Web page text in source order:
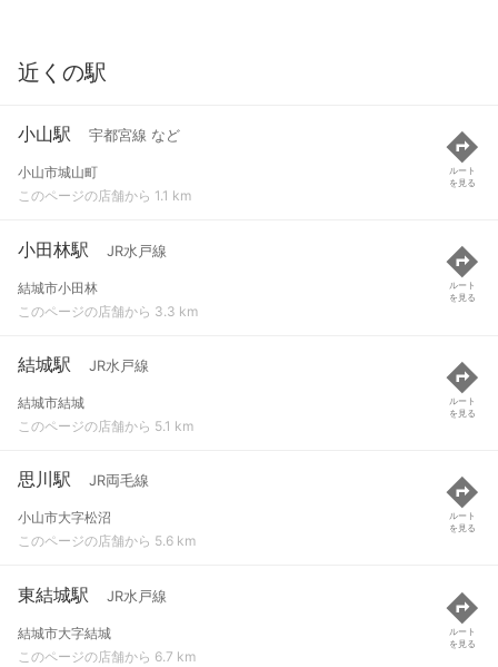
近くの駅
小山駅 宇都宮線 など
小山市城山町
このページの店舗から 1.1 km
ルート
を見る
小田林駅 JR水戸線
結城市小田林
このページの店舗から 3.3 km
ルート
を見る
結城駅 JR水戸線
結城市結城
このページの店舗から 5.1 km
ルート
を見る
思川駅 JR両毛線
小山市大字松沼
このページの店舗から 5.6 km
ルート
を見る
東結城駅 JR水戸線
結城市大字結城
このページの店舗から 6.7 km
ルート
を見る